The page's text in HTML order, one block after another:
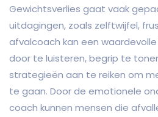
Gewichtsverlies gaat vaak
uitdagingen, zoals zelftwijfel,
afvalcoach kan een
door te luisteren, begrip te
strategieën aan te reiken om
te gaan. Door de emotionele
coach kunnen mensen die